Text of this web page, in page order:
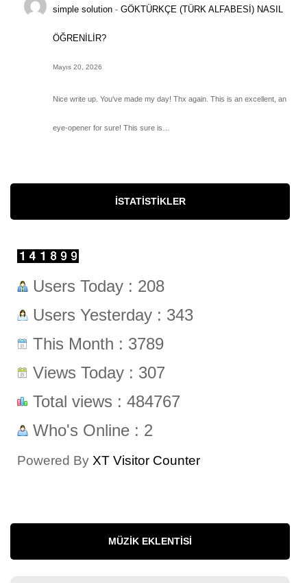
simple solution -GÖKTÜRKÇE (TÜRK ALFABESİ) NASIL
ÖĞRENİLİR?
Mayıs 20, 2026
Nice write up. You've made my day! Thx again. This is an excellent, an
eye-opener for sure! This sure is…
İSTATISTIKLER
Users Today : 208
Users Yesterday : 343
This Month : 3789
Views Today : 307
Total views : 484767
Who's Online : 2
Powered By XT Visitor Counter
MÜZIK EKLENTISI